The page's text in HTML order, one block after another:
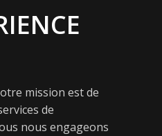
mission est de
de
nous engageons